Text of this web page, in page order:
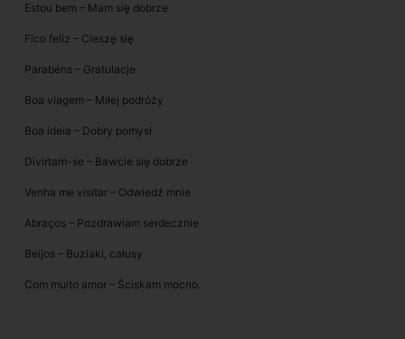
Estou bem – Mam się dobrze
Fico feliz – Cieszę się
Parabéns – Gratulacje
Boa viagem – Miłej podróży
Boa ideia – Dobry pomysł
Divirtam-se – Bawcie się dobrze
Venha me visitar – Odwiedź mnie
Abraços – Pozdrawiam serdecznie
Beijos – Buziaki, całusy
Com muito amor – Ściskam mocno.